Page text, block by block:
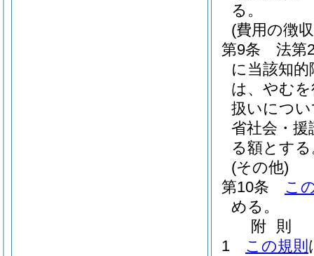
る。
(費用の徴
第9条
法第
に当該知
は、やむ
扱いにつ
省社会・援
る額とす
(その他)
第10条
こ
める。
附 則
1
この規則